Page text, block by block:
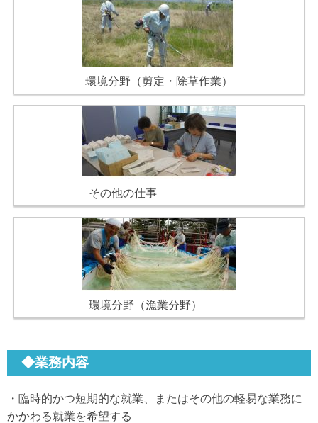
環境分野（剪定・除草作業）
その他の仕事
環境分野（漁業分野）
◆業務内容
・臨時的かつ短期的な就業、またはその他の軽易な業務に
かかわる就業を希望する